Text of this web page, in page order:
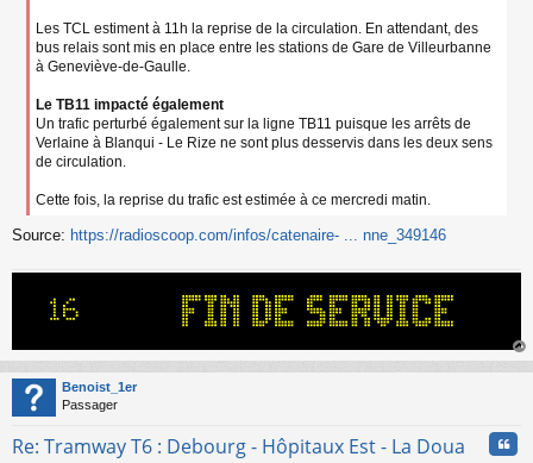
Les TCL estiment à 11h la reprise de la circulation. En attendant, des
bus relais sont mis en place entre les stations de Gare de Villeurbanne
à Geneviève-de-Gaulle.
Le TB11 impacté également
Un trafic perturbé également sur la ligne TB11 puisque les arrêts de
Verlaine à Blanqui - Le Rize ne sont plus desservis dans les deux sens
de circulation.
Cette fois, la reprise du trafic est estimée à ce mercredi matin.
Source: https://radioscoop.com/infos/catenaire- ... nne_349146
au
Benoist_1er
Passager
Re: Tramway T6 : Debourg - Hôpitaux Est - La Doua